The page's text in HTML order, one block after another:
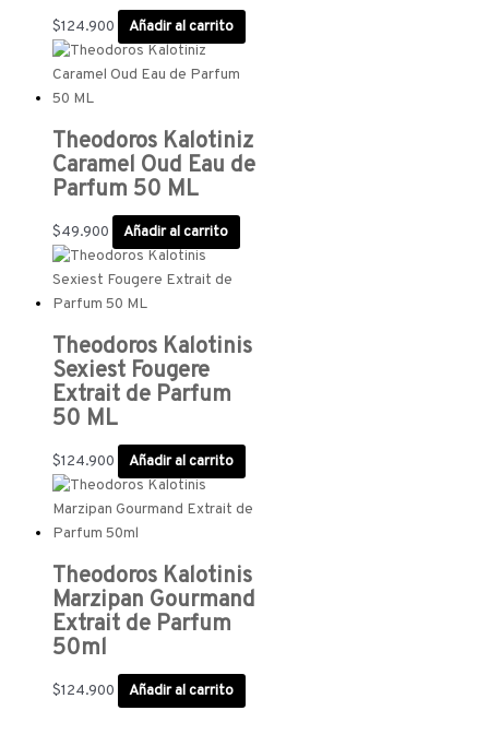
$124.900 Añadir al carrito
Theodoros Kalotiniz
Caramel Oud Eau de
Parfum 50 ML
$49.900 Añadir al carrito
Theodoros Kalotinis
Sexiest Fougere
Extrait de Parfum
50 ML
$124.900 Añadir al carrito
Theodoros Kalotinis
Marzipan Gourmand
Extrait de Parfum
50ml
$124.900 Añadir al carrito